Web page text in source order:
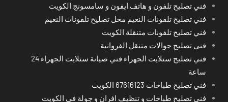
فني تصليح تلفون و هاتف ايفون و سامسونج الكويت
فني تصليح تلفونات النعيم محل تصليح تلفونات النعيم
فني تصليح تلفونات متنقلة الكويت
فني تصليح جوالات متنقل الفروانية
فني تصليح ستلايت الجهراء فني صيانة ستلايت الجهراء 24
ساعة
فني تصليح طباخات 67616123 الكويت
فني تصليح طباخات و تنظيف افران و جولة في الكويت